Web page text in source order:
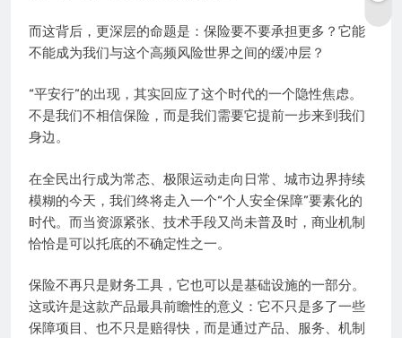
而这背后，更深层的命题是：保险要不要承担更多？它能
不能成为我们与这个高频风险世界之间的缓冲层？
“平安行”的出现，其实回应了这个时代的一个隐性焦虑。
不是我们不相信保险，而是我们需要它提前一步来到我们
身边。
在全民出行成为常态、极限运动走向日常、城市边界持续
模糊的今天，我们终将走入一个“个人安全保障”要素化的
时代。而当资源紧张、技术手段又尚未普及时，商业机制
恰恰是可以托底的不确定性之一。
保险不再只是财务工具，它也可以是基础设施的一部分。
这或许是这款产品最具前瞻性的意义：它不只是多了一些
保障项目、也不只是赔得快，而是通过产品、服务、机制